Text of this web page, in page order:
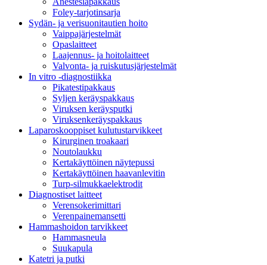
Foley-tarjotinsarja
Sydän- ja verisuonitautien hoito
Vaippajärjestelmät
Opaslaitteet
Laajennus- ja hoitolaitteet
Valvonta- ja ruiskutusjärjestelmät
In vitro -diagnostiikka
Pikatestipakkaus
Syljen keräyspakkaus
Viruksen keräysputki
Viruksenkeräyspakkaus
Laparoskooppiset kulutustarvikkeet
Kirurginen troakaari
Noutolaukku
Kertakäyttöinen näytepussi
Kertakäyttöinen haavanlevitin
Turp-silmukkaelektrodit
Diagnostiset laitteet
Verensokerimittari
Verenpainemansetti
Hammashoidon tarvikkeet
Hammasneula
Suukapula
Katetri ja putki